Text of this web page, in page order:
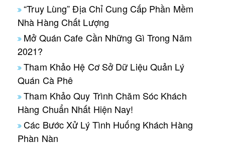
“Truy Lùng” Địa Chỉ Cung Cấp Phần Mềm
Nhà Hàng Chất Lượng
Mở Quán Cafe Cần Những Gì Trong Năm
2021?
Tham Khảo Hệ Cơ Sở Dữ Liệu Quản Lý
Quán Cà Phê
Tham Khảo Quy Trình Chăm Sóc Khách
Hàng Chuẩn Nhất Hiện Nay!
Các Bước Xử Lý Tình Huống Khách Hàng
Phàn Nàn